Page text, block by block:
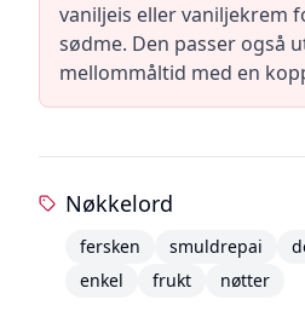
vaniljeis eller vaniljekrem
sødme. Den passer også
mellommåltid med en
Nøkkelord
fersken smuldrepai
enkel
frukt nøtter